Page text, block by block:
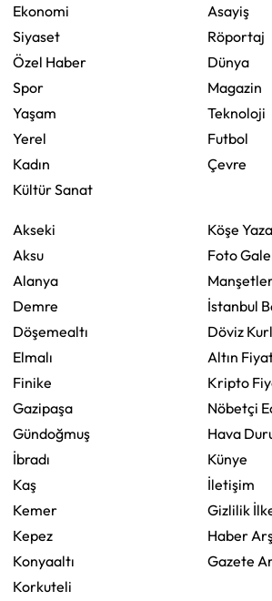
Ekonomi
Siyaset
Özel Haber
Spor
Yaşam
Yerel
Kadın
Kültür Sanat
Asayiş
Röportaj
Dünya
Magazin
Teknoloji
Futbol
Çevre
Akseki
Aksu
Alanya
Demre
Döşemealtı
Elmalı
Finike
Gazipaşa
Gündoğmuş
İbradı
Kaş
Kemer
Kepez
Konyaaltı
Korkuteli
Köşe
Foto
İstanbul
Döviz
Altın
Kripto
Nöbetçi
Hava
Künye
İletişim
Gizlilik
Haber
Gazete